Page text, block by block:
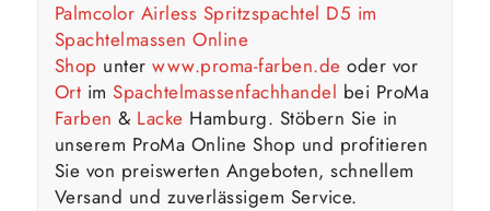
Palmcolor Airless Spritzspachtel D5 im
Spachtelmassen Online
Shop unterwww.proma-farben.de oder vor
Ort imSpachtelmassenfachhandel bei ProMa
Farben & Lacke Hamburg. Stöbern Sie in
unserem ProMa Online Shop und profitieren
Sie von preiswerten Angeboten, schnellem
Versand und zuverlässigem Service.